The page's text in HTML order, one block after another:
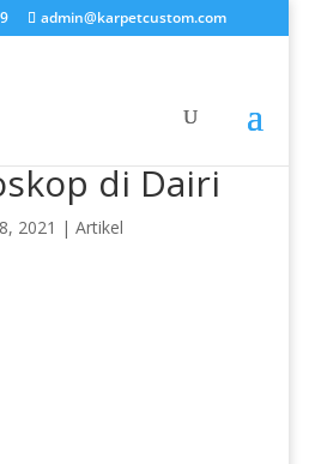
admin@karpetcustom.com
di Dairi
2021 | Artikel